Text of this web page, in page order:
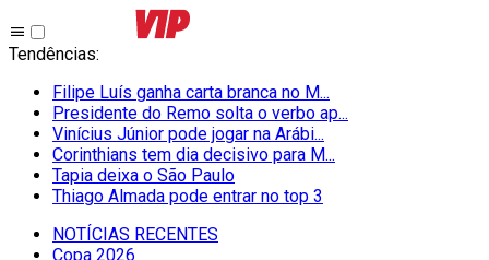
Tendências:
Filipe Luís ganha carta branca no M...
Presidente do Remo solta o verbo ap...
Vinícius Júnior pode jogar na Arábi...
Corinthians tem dia decisivo para M...
Tapia deixa o São Paulo
Thiago Almada pode entrar no top 3
NOTÍCIAS RECENTES
Copa 2026